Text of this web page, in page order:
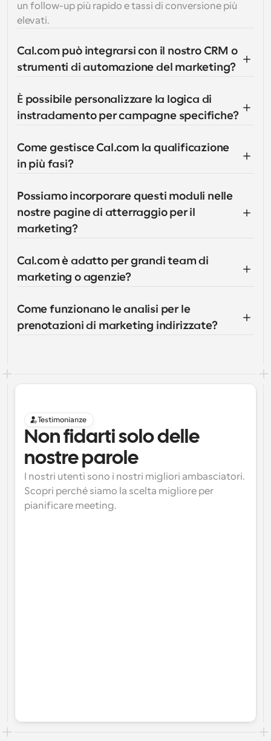
un follow-up più rapido e tassi di conversione più
elevati.
Cal.com può integrarsi con il nostro CRM o
strumenti di automazione del marketing?
È possibile personalizzare la logica di
instradamento per campagne specifiche?
Come gestisce Cal.com la qualificazione
in più fasi?
Possiamo incorporare questi moduli nelle
nostre pagine di atterraggio per il
marketing?
Cal.com è adatto per grandi team di
marketing o agenzie?
Come funzionano le analisi per le
prenotazioni di marketing indirizzate?
Testimonianze
Non fidarti solo delle
nostre parole
I nostri utenti sono i nostri migliori ambasciatori.
Scopri perché siamo la scelta migliore per
pianificare meeting.